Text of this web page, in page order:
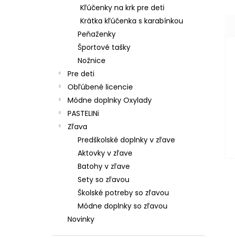
Kľúčenky na krk pre deti
Krátka kľúčenka s karabínkou
Peňaženky
Športové tašky
Nožnice
Pre deti
Obľúbené licencie
Módne doplnky Oxylady
PASTELINi
Zľava
Predškolské doplnky v zľave
Aktovky v zľave
Batohy v zľave
Sety so zľavou
Školské potreby so zľavou
Módne doplnky so zľavou
Novinky